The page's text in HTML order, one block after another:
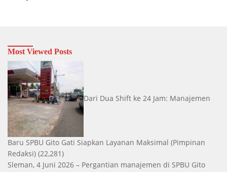
Most Viewed Posts
Dari Dua Shift ke 24 Jam: Manajemen
Baru SPBU Gito Gati Siapkan Layanan Maksimal (Pimpinan
Redaksi) (22,281)
Sleman, 4 Juni 2026 – Pergantian manajemen di SPBU Gito